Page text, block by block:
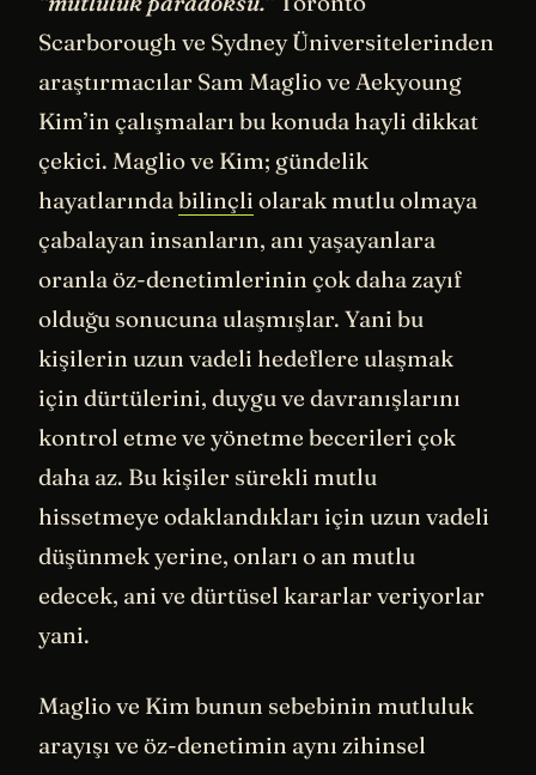
Scarborough ve Sydney Üniversitelerinden
araştırmacılar Sam Maglio ve Aekyoung
Kim’in çalışmaları bu konuda hayli dikkat
çekici. Maglio ve Kim; gündelik
hayatlarındabilinçli olarak mutlu olmaya
çabalayan insanların, anı yaşayanlara
oranla öz-denetimlerinin çok daha zayıf
olduğu sonucuna ulaşmışlar. Yani bu
kişilerin uzun vadeli hedeflere ulaşmak
için dürtülerini, duygu ve davranışlarını
kontrol etme ve yönetme becerileri çok
daha az. Bu kişiler sürekli mutlu
hissetmeye odaklandıkları için uzun vadeli
düşünmek yerine, onları o an mutlu
edecek, ani ve dürtüsel kararlar veriyorlar
yani.
Maglio ve Kim bunun sebebinin mutluluk
arayışı ve öz-denetimin aynı zihinsel